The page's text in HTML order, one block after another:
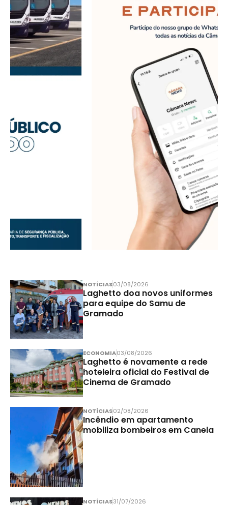
NOTÍCIAS03/08/2026
Laghetto doa novos uniformes
para equipe do Samu de
Gramado
ECONOMIA03/08/2026
Laghetto é novamente a rede
hoteleira oficial do Festival de
Cinema de Gramado
NOTÍCIAS02/08/2026
Incêndio em apartamento
mobiliza bombeiros em Canela
NOTÍCIAS31/07/2026